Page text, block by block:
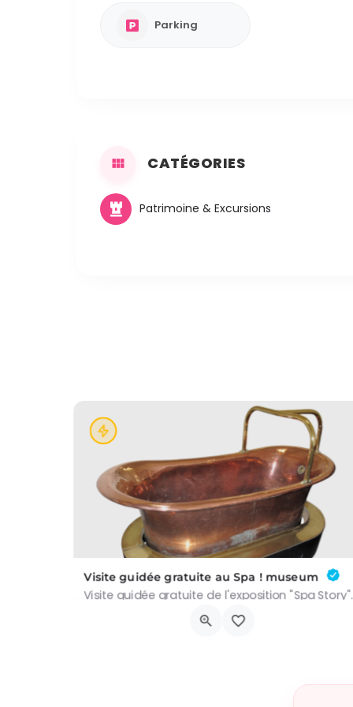
Parking
CATÉGORIES
Patrimoine & Excursions
Visite guidée gratuite au Spa ! museum
Avenue Reine Astrid, Spa